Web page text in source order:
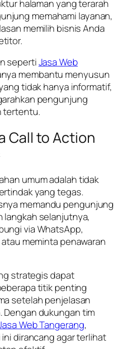
halaman yang terarah
memahami layanan,
memilih bisnis Anda
sepertiJasa Web
membantu menyusun
tidak hanya informatif,
pengunjung
tertentu.
Call to Action
umum adalah tidak
yang tegas.
memandu pengunjung
langkah selanjutnya,
via WhatsApp,
meminta penawaran
strategis dapat
titik penting
setelah penjelasan
Dengan dukungan tim
Web Tangerang,
dirancang agar terlihat